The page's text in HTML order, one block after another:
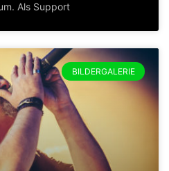
Als Support
BILDERGALERIE